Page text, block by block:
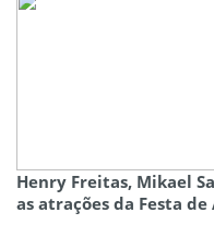
Henry Freitas, Mikael
as atrações da Festa de